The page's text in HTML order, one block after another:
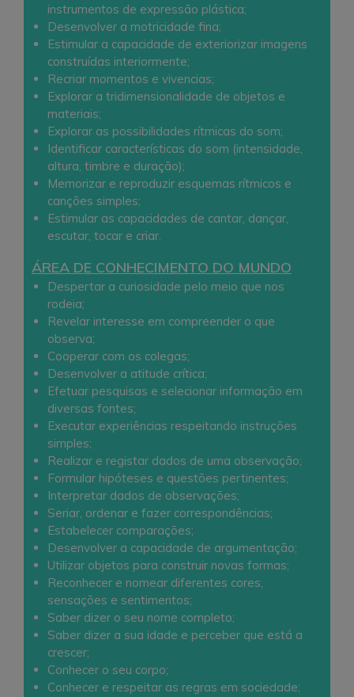
instrumentos de expressão plástica;
Desenvolver a motricidade fina;
Estimular a capacidade de exteriorizar imagens
construídas interiormente;
Recriar momentos e vivencias;
Explorar a tridimensionalidade de objetos e
materiais;
Explorar as possibilidades rítmicas do som;
Identificar características do som (intensidade,
altura, timbre e duração);
Memorizar e reproduzir esquemas rítmicos e
canções simples;
Estimular as capacidades de cantar, dançar,
escutar, tocar e criar.
ÁREA DE CONHECIMENTO DO MUNDO
Despertar a curiosidade pelo meio que nos
rodeia;
Revelar interesse em compreender o que
observa;
Cooperar com os colegas;
Desenvolver a atitude crítica;
Efetuar pesquisas e selecionar informação em
diversas fontes;
Executar experiências respeitando instruções
simples;
Realizar e registar dados de uma observação;
Formular hipóteses e questões pertinentes;
Interpretar dados de observações;
Seriar, ordenar e fazer correspondências;
Estabelecer comparações;
Desenvolver a capacidade de argumentação;
Utilizar objetos para construir novas formas;
Reconhecer e nomear diferentes cores,
sensações e sentimentos;
Saber dizer o seu nome completo;
Saber dizer a sua idade e perceber que está a
crescer;
Conhecer o seu corpo;
Conhecer e respeitar as regras em sociedade;